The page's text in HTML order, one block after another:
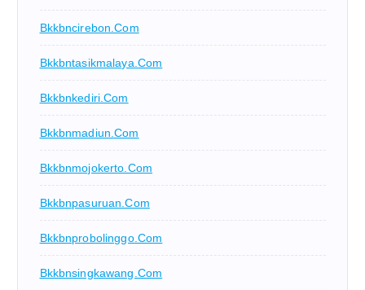
Bkkbncirebon.com
Bkkbntasikmalaya.com
Bkkbnkediri.com
Bkkbnmadiun.com
Bkkbnmojokerto.com
Bkkbnpasuruan.com
Bkkbnprobolinggo.com
Bkkbnsingkawang.com